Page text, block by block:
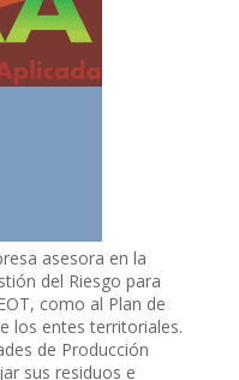
asesora en la
del Riesgo para
como al Plan de
los entes territoriales.
de Producción
sus residuos e